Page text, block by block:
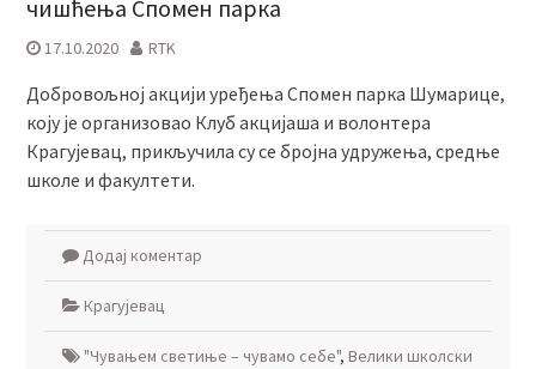
чишћења Спомен парка
17.10.2020 RTK
Добровољној акцији уређења Спомен парка Шумарице,
коју је организовао Клуб акцијаша и волонтера
Крагујевац, прикључила су се бројна удружења, средње
школе и факултети.
Додај коментар
Крагујевац
"Чувањем светиње – чувамо себе", Велики школски